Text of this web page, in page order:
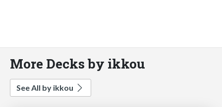
More Decks by ikkou
See All by ikkou